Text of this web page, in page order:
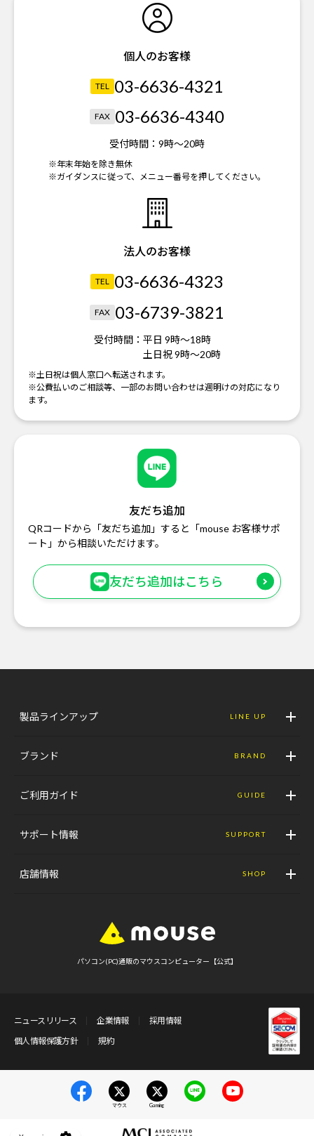
個人のお客様
TEL 03-6636-4321
FAX 03-6636-4340
受付時間： 9時～20時
※年末年始を除き無休
※ガイダンスに従って、メニュー番号を押してください。
法人のお客様
TEL 03-6636-4323
FAX 03-6739-3821
受付時間： 平日 9時～18時
土日祝 9時～20時
※土日祝は個人窓口へ転送されます。
※公費払いのご相談等、一部のお問い合わせは週明けの対応になり
ます。
友だち追加
QRコードから「友だち追加」すると「mouse お客様サポ
ート」から相談いただけます。
友だち追加はこちら
製品ラインアップ LINE UP
ブランド BRAND
ご利用ガイド GUIDE
サポート情報 SUPPORT
店舗情報 SHOP
パソコン(PC)通販のマウスコンピューター【公式】
ニュースリリース 企業情報
採用情報
個人情報保護方針
規約
マウス Gaming